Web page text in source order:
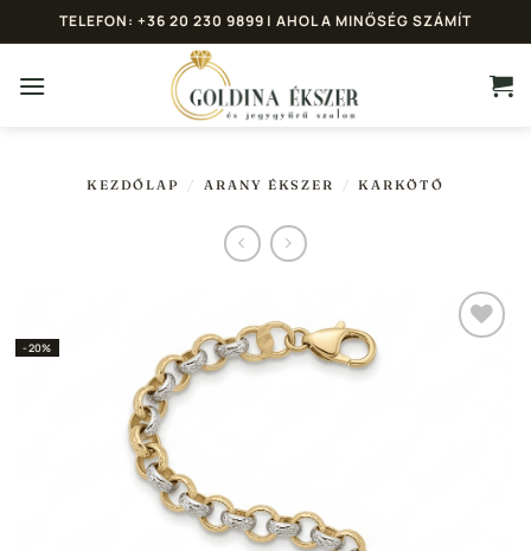
to
content
TELEFON: +36 20 230 9899 | AHOL A MINŐSÉG SZÁMÍT
KEZDŐLAP / ARANY ÉKSZER / KARKÖTŐ
-20%